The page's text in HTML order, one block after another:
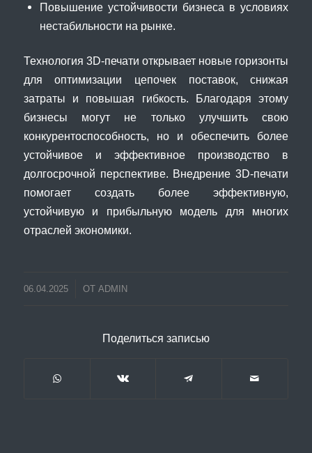
Повышение устойчивости бизнеса в условиях
нестабильности на рынке.
Технология 3D-печати открывает новые горизонты
для оптимизации цепочек поставок, снижая
затраты и повышая гибкость. Благодаря этому
бизнесы могут не только улучшить свою
конкурентоспособность, но и обеспечить более
устойчивое и эффективное производство в
долгосрочной перспективе. Внедрение 3D-печати
помогает создать более эффективную,
устойчивую и прибыльную модель для многих
отраслей экономики.
06.04.2025 ОТ ADMIN
Поделиться записью